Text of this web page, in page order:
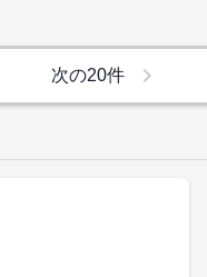
次の20件